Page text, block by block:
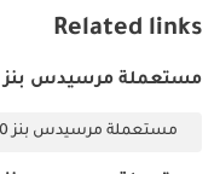
عازل للحرارة وعاكس
• حزمة منفضة سجائر
Related links
مستعملة مرسيدس بنز S 550 by Location
مستعملة مرسيدس بنز S 550 الإمارات